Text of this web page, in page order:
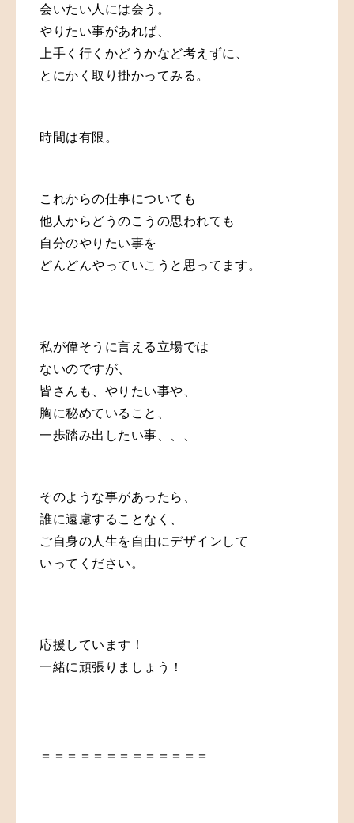
会いたい人には会う。
やりたい事があれば、
上手く行くかどうかなど考えずに、
とにかく取り掛かってみる。
時間は有限。
これからの仕事についても
他人からどうのこうの思われても
自分のやりたい事を
どんどんやっていこうと思ってます。
私が偉そうに言える立場では
ないのですが、
皆さんも、やりたい事や、
胸に秘めていること、
一歩踏み出したい事、、、
そのような事があったら、
誰に遠慮することなく、
ご自身の人生を自由にデザインして
いってください。
応援しています！
一緒に頑張りましょう！
＝＝＝＝＝＝＝＝＝＝＝＝＝